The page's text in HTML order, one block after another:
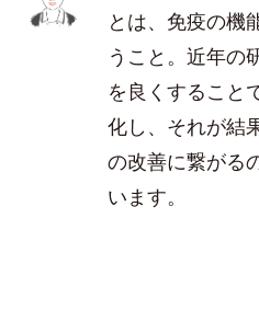
とは、免疫の機
うこと。近年の
を良くすること
化し、それが結
の改善に繋がる
います。